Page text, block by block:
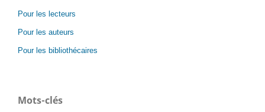
Pour les lecteurs
Pour les auteurs
Pour les bibliothécaires
Mots-clés